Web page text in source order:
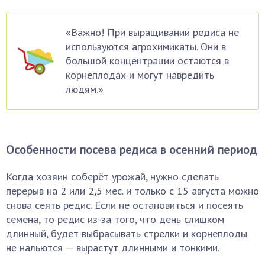
«Важно! При выращивании редиса не
используются агрохимикаты. Они в
большой концентрации остаются в
корнеплодах и могут навредить
людям.»
Особенности посева редиса в осенний период
Когда хозяин соберёт урожай, нужно сделать
перерыв на 2 или 2,5 мес. и только с 15 августа можно
снова сеять редис. Если не остановиться и посеять
семена, то редис из-за того, что день слишком
длинный, будет выбрасывать стрелки и корнеплоды
не нальются — вырастут длинными и тонкими.